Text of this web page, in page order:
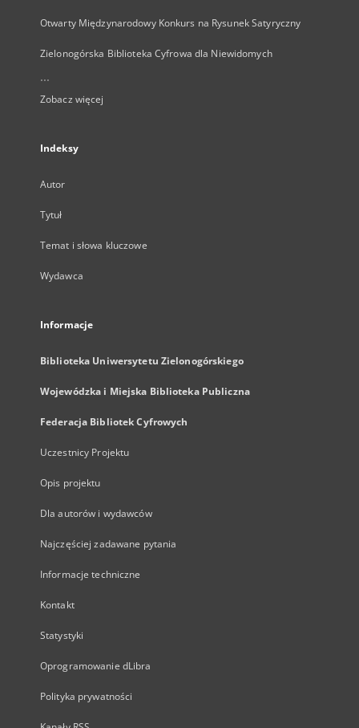
Otwarty Międzynarodowy Konkurs na Rysunek Satyryczny
Zielonogórska Biblioteka Cyfrowa dla Niewidomych
...
Zobacz więcej
Indeksy
Autor
Tytuł
Temat i słowa kluczowe
Wydawca
Informacje
Biblioteka Uniwersytetu Zielonogórskiego
Wojewódzka i Miejska Biblioteka Publiczna
Federacja Bibliotek Cyfrowych
Uczestnicy Projektu
Opis projektu
Dla autorów i wydawców
Najczęściej zadawane pytania
Informacje techniczne
Kontakt
Statystyki
Oprogramowanie dLibra
Polityka prywatności